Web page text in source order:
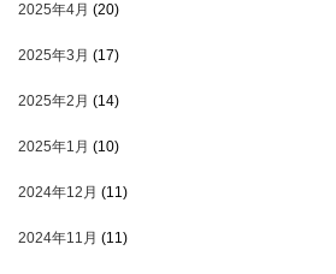
2025年4月 (20)
2025年3月 (17)
2025年2月 (14)
2025年1月 (10)
2024年12月 (11)
2024年11月 (11)